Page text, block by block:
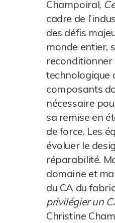
Champoiral,
cadre de
des défis
monde entier,
reconditionner
technologique
composants
nécessaire
sa remise en
de force. Les
évoluer le
réparabilité.
domaine et
du CA du
privilégier un
Christine